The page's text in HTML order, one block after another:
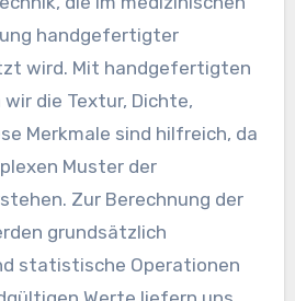
handgefertigter
wird. Mit handgefertigten
die Textur, Dichte,
Merkmale sind hilfreich, da
Muster der
Zur Berechnung der
grundsätzlich
statistische Operationen